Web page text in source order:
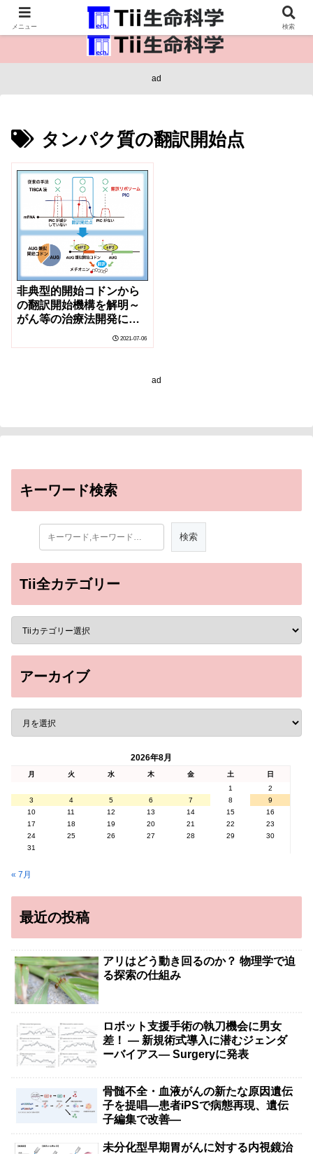
医療保健・生命・生物の情報インフラ。
ad
タンパク質の翻訳開始点
非典型的開始コドンから
の翻訳開始機構を解明～
がん等の治療法開発に期
2021-07-06
ad
キーワード検索
Tii全カテゴリー
アーカイブ
2026年8月
月 火 水 木 金 土
日
1
2
3
4 5 6 7 8
9
10
11 12 13 14 15
16
17
18 19 20 21 22
23
24
25 26 27 28 29
30
31
« 7月
最近の投稿
アリはどう動き回るのか？ 物理学で迫
る探索の仕組み
ロボット支援手術の執刀機会に男女
差！ — 新規術式導入に潜むジェンダ
ーバイアス— Surgeryに発表
骨髄不全・血液がんの新たな原因遺伝
子を提唱―患者iPSで病態再現、遺伝
子編集で改善―
未分化型早期胃がんに対する内視鏡治
メニュー 検索